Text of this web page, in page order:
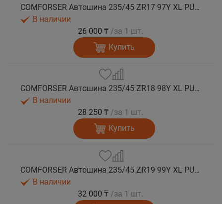
COMFORSER Автошина 235/45 ZR17 97Y XL PURESPEED лето
В наличии
26 000 ₸ /за 1 шт.
Купить
COMFORSER Автошина 235/45 ZR18 98Y XL PURESPEED лето
В наличии
28 250 ₸ /за 1 шт.
Купить
COMFORSER Автошина 235/45 ZR19 99Y XL PURESPEED лето
В наличии
32 000 ₸ /за 1 шт.